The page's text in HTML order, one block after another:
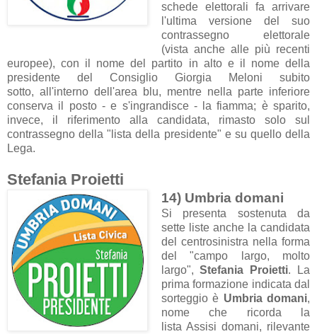
schede elettorali fa arrivare
l'ultima versione del suo
contrassegno elettorale
(vista anche alle più recenti
europee), con il nome del partito in alto e il nome della
presidente del Consiglio Giorgia Meloni subito
sotto, all'interno dell'area blu, mentre nella parte inferiore
conserva il posto - e s'ingrandisce - la fiamma; è sparito,
invece, il riferimento alla candidata, rimasto solo sul
contrassegno della "lista della presidente" e su quello della
Lega.
Stefania Proietti
14) Umbria domani
Si presenta sostenuta da
sette liste anche la candidata
del centrosinistra nella forma
del "campo largo, molto
largo",Stefania Proietti. La
prima formazione indicata dal
sorteggio è Umbria domani,
nome che ricorda la
lista Assisi domani, rilevante